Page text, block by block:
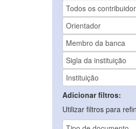
Adicionar filtros:
Utilizar filtros para